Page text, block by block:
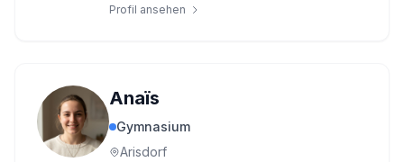
Profil ansehen
Anaïs
Gymnasium
Arisdorf